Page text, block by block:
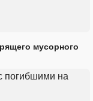
мусорного